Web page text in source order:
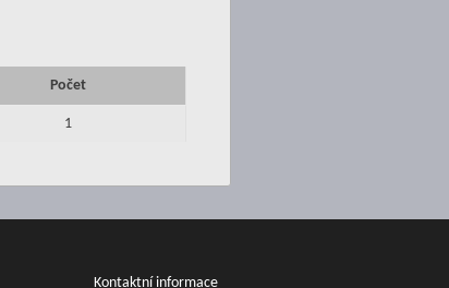
Počet
1
Kontaktní informace